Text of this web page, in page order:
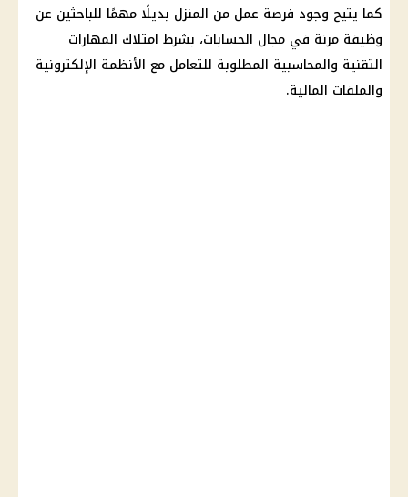
كما يتيح وجود فرصة عمل من المنزل بديلًا مهمًا للباحثين عن
وظيفة مرنة في مجال الحسابات، بشرط امتلاك المهارات
التقنية والمحاسبية المطلوبة للتعامل مع الأنظمة الإلكترونية
والملفات المالية.